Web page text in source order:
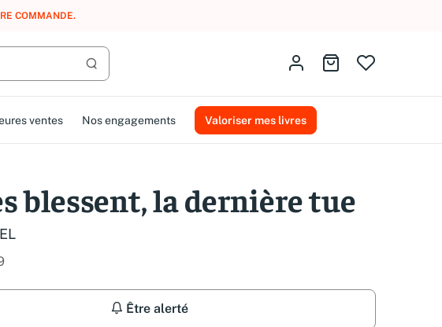
LE CLUB AMMAREAL.
Lancer la recherche
Identifiez-vousAller au panier
ventes Nos engagements Valoriser mes livres
blessent, la dernière tue
Être alerté